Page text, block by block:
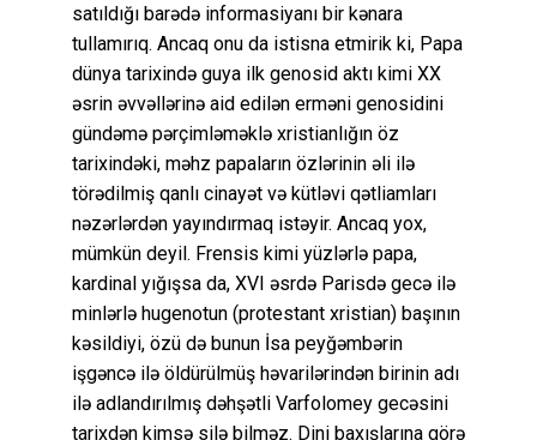
satıldığı barədə informasiyanı bir kənara
tullamırıq. Ancaq onu da istisna etmirik ki, Papa
dünya tarixində guya ilk genosid aktı kimi XX
əsrin əvvəllərinə aid edilən erməni genosidini
gündəmə pərçimləməklə xristianlığın öz
tarixindəki, məhz papaların özlərinin əli ilə
törədilmiş qanlı cinayət və kütləvi qətliamları
nəzərlərdən yayındırmaq istəyir. Ancaq yox,
mümkün deyil. Frensis kimi yüzlərlə papa,
kardinal yığışsa da, XVI əsrdə Parisdə gecə ilə
minlərlə hugenotun (protestant xristian) başının
kəsildiyi, özü də bunun İsa peyğəmbərin
işgəncə ilə öldürülmüş həvarilərindən birinin adı
ilə adlandırılmış dəhşətli Varfolomey gecəsini
tarixdən kimsə silə bilməz. Dini baxışlarına görə